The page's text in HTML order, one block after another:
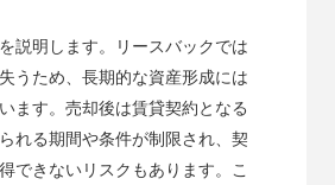
説明します。リースバックでは
うため、長期的な資産形成には
ます。売却後は賃貸契約となる
れる期間や条件が制限され、契
できないリスクもあります。こ